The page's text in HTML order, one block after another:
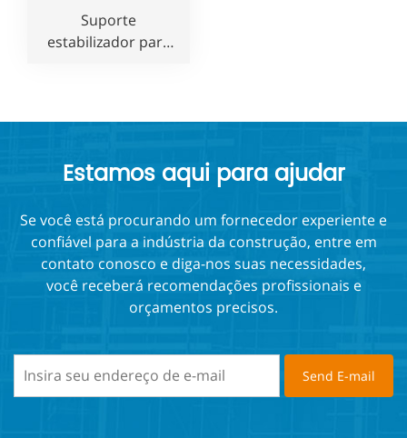
Suporte
estabilizador para
Estamos aqui para ajudar
Se você está procurando um fornecedor experiente e
confiável para a indústria da construção, entre em
contato conosco e diga-nos suas necessidades,
você receberá recomendações profissionais e
orçamentos precisos.